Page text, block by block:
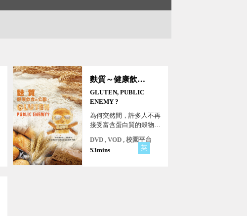
麩質～健康飲食的公敵？
GLUTEN, PUBLIC
ENEMY ?
為何突然間，許多人不再
接受富含蛋白質的穀物了
不耐症海嘯，真正的原因
依然成謎。
DVD , VOD , 校園平台
53mins
英